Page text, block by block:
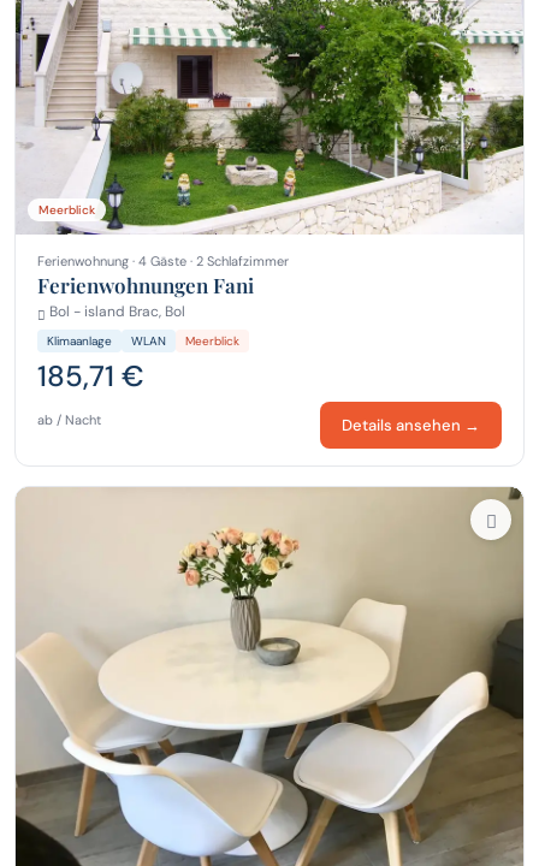
Meerblick
Ferienwohnung · 4 Gäste · 2 Schlafzimmer
Ferienwohnungen Fani
Bol - island Brac, Bol
Klimaanlage WLAN Meerblick
185,71 €
ab / Nacht Details ansehen →